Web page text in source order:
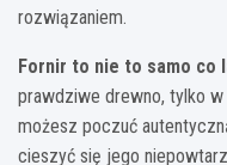
rozwiązaniem.
Fornir to nie to samo co
prawdziwe drewno, tylko
możesz poczuć
cieszyć się jego